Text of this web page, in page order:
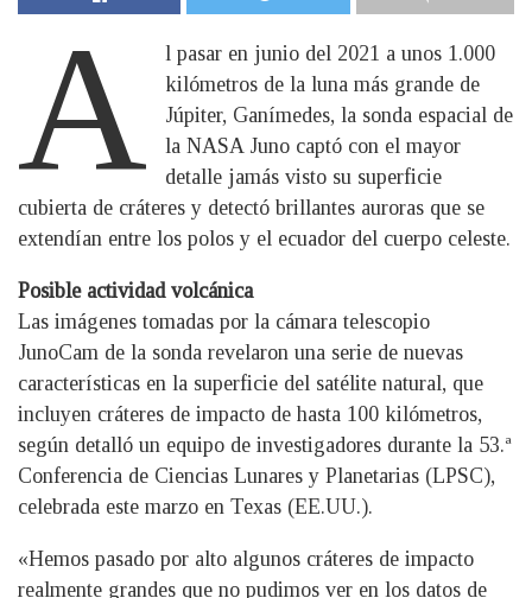
A
l pasar en junio del 2021 a unos 1.000
kilómetros de la luna más grande de
Júpiter, Ganímedes, la sonda espacial de
la NASA Juno captó con el mayor
detalle jamás visto su superficie
cubierta de cráteres y detectó brillantes auroras que se
extendían entre los polos y el ecuador del cuerpo celeste.
Posible actividad volcánica
Las imágenes tomadas por la cámara telescopio
JunoCam de la sonda revelaron una serie de nuevas
características en la superficie del satélite natural, que
incluyen cráteres de impacto de hasta 100 kilómetros,
según detalló un equipo de investigadores durante la 53.ª
Conferencia de Ciencias Lunares y Planetarias (LPSC),
celebrada este marzo en Texas (EE.UU.).
«Hemos pasado por alto algunos cráteres de impacto
realmente grandes que no pudimos ver en los datos de